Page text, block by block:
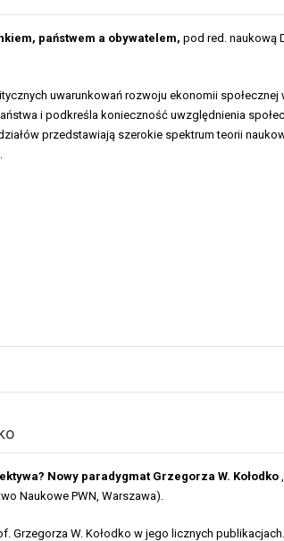
państwem a obywatelem, pod red. naukową
uwarunkowań rozwoju ekonomii społecznej
i podkreśla konieczność uwzględnienia
przedstawiają szerokie spektrum teorii
Nowy paradygmat Grzegorza W. Kołodko
Naukowe PWN, Warszawa).
Grzegorza W. Kołodko w jego licznych